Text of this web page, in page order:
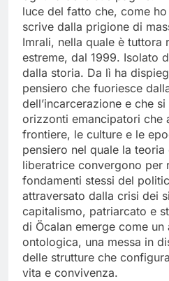
luce del fatto che, come
scrive dalla prigione di
Imrali, nella quale è tuttora
estreme, dal 1999. Isolato
dalla storia. Da lì ha
pensiero che fuoriesce
dell’incarcerazione e che
orizzonti emancipatori che
frontiere, le culture e le
pensiero nel quale la
liberatrice convergono per
fondamenti stessi del
attraversato dalla crisi dei
capitalismo, patriarcato e
di Öcalan emerge come un
ontologica, una messa in
delle strutture che
vita e convivenza.